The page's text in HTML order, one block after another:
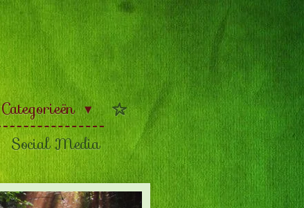
Categorieën
Social Media